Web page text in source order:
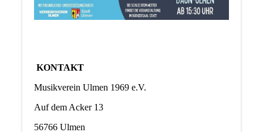
KONTAKT
Musikverein Ulmen 1969 e.V.
Auf dem Acker 13
56766 Ulmen